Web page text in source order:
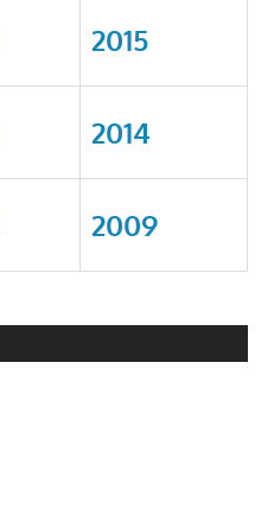
2015
2014
2009